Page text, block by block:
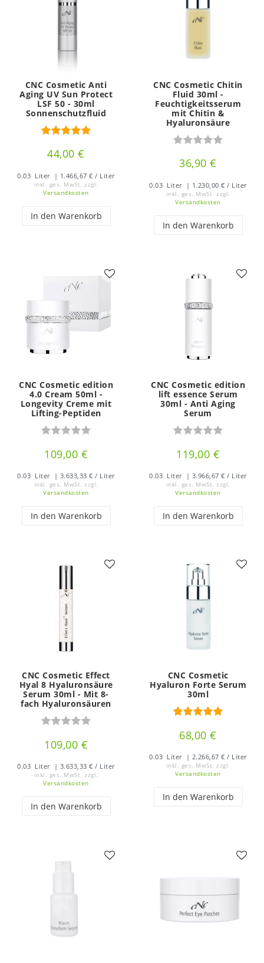
CNC Cosmetic Anti
Aging UV Sun Protect
LSF 50 - 30ml
Sonnenschutzfluid
44,00 €
0.03 Liter | 1.466,67 € / Liter
inkl. ges. MwSt. zzgl.
Versandkosten
In den Warenkorb
CNC Cosmetic Chitin
Fluid 30ml -
Feuchtigkeitsserum
mit Chitin &
Hyaluronsäure
36,90 €
0.03 Liter | 1.230,00 € / Liter
inkl. ges. MwSt. zzgl.
Versandkosten
In den Warenkorb
CNC Cosmetic edition
4.0 Cream 50ml -
Longevity Creme mit
Lifting-Peptiden
109,00 €
0.03 Liter | 3.633,33 € / Liter
inkl. ges. MwSt. zzgl.
Versandkosten
In den Warenkorb
CNC Cosmetic edition
lift essence Serum
30ml - Anti Aging
Serum
119,00 €
0.03 Liter | 3.966,67 € / Liter
inkl. ges. MwSt. zzgl.
Versandkosten
In den Warenkorb
CNC Cosmetic Effect
Hyal 8 Hyaluronsäure
Serum 30ml - Mit 8-
fach Hyaluronsäuren
109,00 €
0.03 Liter | 3.633,33 € / Liter
inkl. ges. MwSt. zzgl.
Versandkosten
In den Warenkorb
CNC Cosmetic
Hyaluron Forte Serum
30ml
68,00 €
0.03 Liter | 2.266,67 € / Liter
inkl. ges. MwSt. zzgl.
Versandkosten
In den Warenkorb